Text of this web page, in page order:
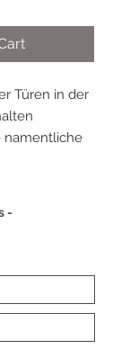
Türen in der
namentliche
-